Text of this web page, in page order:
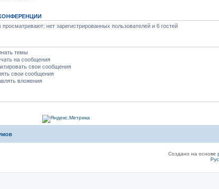
нет зарегистрированных пользователей и 6 гостей
темы
на сообщения
свои сообщения
свои сообщения
вложения
Создано на основе